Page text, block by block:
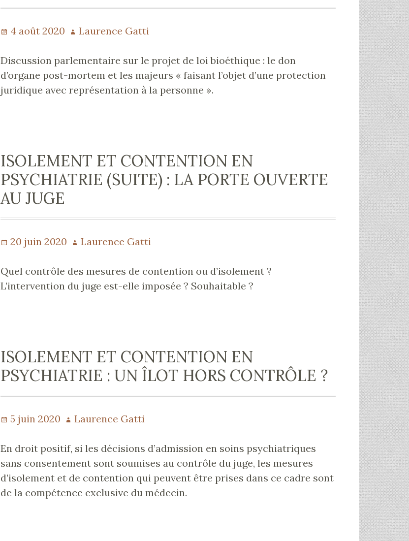
Publié
4 août 2020 Auteur
Laurence Gatti
Discussion parlementaire sur le projet de loi bioéthique : le don
d’organe post-mortem et les majeurs « faisant l’objet d’une protection
juridique avec représentation à la personne ».
ISOLEMENT ET CONTENTION EN
PSYCHIATRIE (SUITE) : LA PORTE OUVERTE
AU JUGE
Publié
20 juin 2020 Auteur
Laurence Gatti
Quel contrôle des mesures de contention ou d’isolement ?
L’intervention du juge est-elle imposée ? Souhaitable ?
ISOLEMENT ET CONTENTION EN
PSYCHIATRIE : UN ÎLOT HORS CONTRÔLE ?
Publié
5 juin 2020 Auteur
Laurence Gatti
En droit positif, si les décisions d’admission en soins psychiatriques
sans consentement sont soumises au contrôle du juge, les mesures
d’isolement et de contention qui peuvent être prises dans ce cadre sont
de la compétence exclusive du médecin.